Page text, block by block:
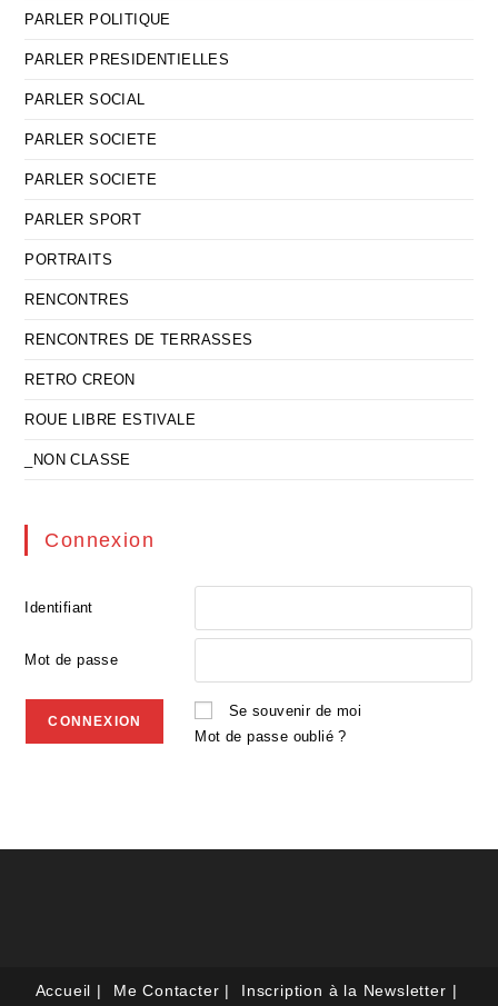
PARLER POLITIQUE
PARLER PRESIDENTIELLES
PARLER SOCIAL
PARLER SOCIETE
PARLER SOCIETE
PARLER SPORT
PORTRAITS
RENCONTRES
RENCONTRES DE TERRASSES
RETRO CREON
ROUE LIBRE ESTIVALE
_NON CLASSE
Connexion
Identifiant
Mot de passe
Se souvenir de moi
Mot de passe oublié ?
Accueil Me Contacter Inscription à la Newsletter